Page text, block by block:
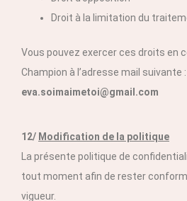
Droit à la limitation du
Vous pouvez exercer ces droits en
Champion à l’adresse mail suivante :
eva.soimaimetoi@gmail.com
12/ Modification de la politique
La présente politique de
tout moment afin de rester
vigueur.